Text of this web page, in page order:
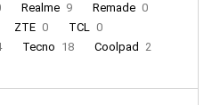
Realme 9 Remade 0
ZTE 0 TCL 0
Tecno 18 Coolpad 2